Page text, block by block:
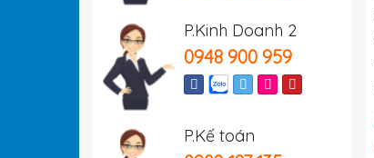
P.Kinh Doanh 2
0948 900 959
P.Kế toán